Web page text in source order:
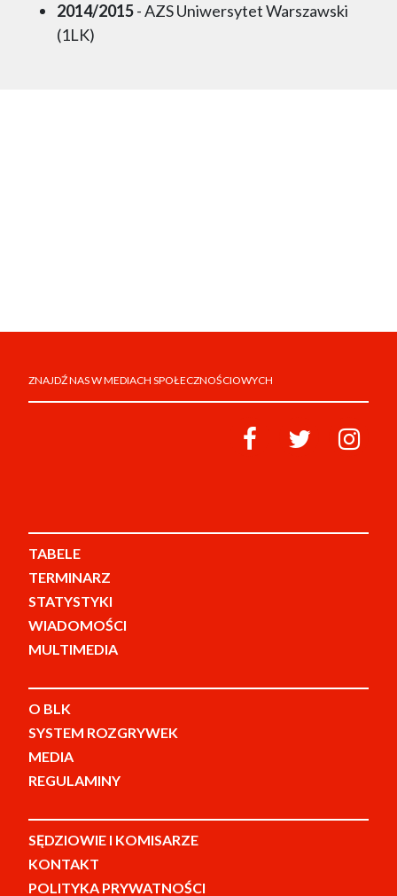
2014/2015- AZS Uniwersytet Warszawski
(1LK)
ZNAJDŹ NAS W MEDIACH SPOŁECZNOŚCIOWYCH
TABELE
TERMINARZ
STATYSTYKI
WIADOMOŚCI
MULTIMEDIA
O BLK
SYSTEM ROZGRYWEK
MEDIA
REGULAMINY
SĘDZIOWIE I KOMISARZE
KONTAKT
POLITYKA PRYWATNOŚCI